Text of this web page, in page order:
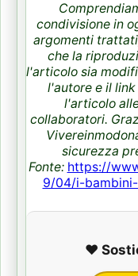
condivisione in
argomenti
che la
l'articolo sia
l'autore e il
l'articolo
collaboratori.
sicurezza
Fonte: https://
9/04/i-
❤️